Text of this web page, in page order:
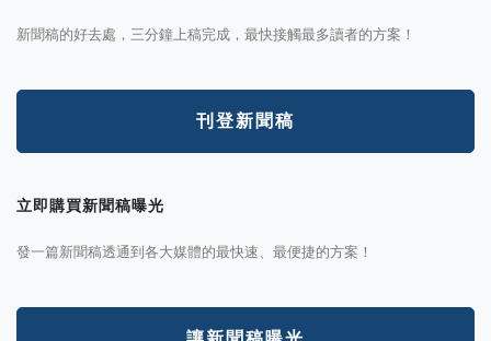
新聞稿的好去處，三分鐘上稿完成，最快接觸最多讀者的方案！
刊登新聞稿
立即購買新聞稿曝光
發一篇新聞稿透通到各大媒體的最快速、最便捷的方案！